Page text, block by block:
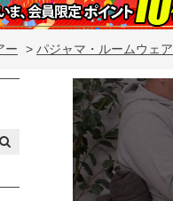
ー > パジャマ・ルームウェア